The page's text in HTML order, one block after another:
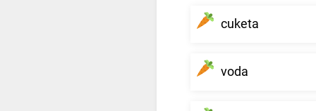
cuketa
voda